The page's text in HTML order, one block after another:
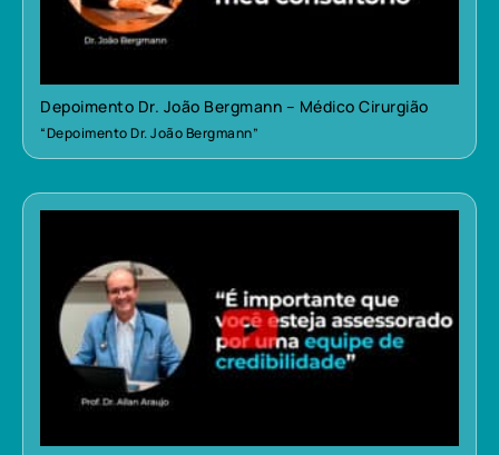
Depoimento Dr. João Bergmann – Médico Cirurgião
“Depoimento Dr. João Bergmann”